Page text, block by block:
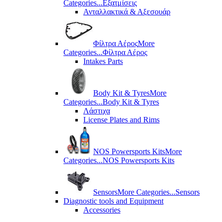
Categories...Εξατμίσεις
Ανταλλακτικά & Αξεσουάρ
Φίλτρα ΑέροςMore
Categories...Φίλτρα Αέρος
Intakes Parts
Body Kit & TyresMore
Categories...Body Kit & Tyres
Λάστιχα
License Plates and Rims
NOS Powersports KitsMore
Categories...NOS Powersports Kits
SensorsMore Categories...Sensors
Diagnostic tools and Equipment
Accessories